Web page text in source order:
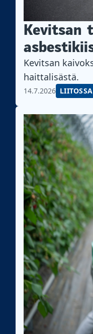
Kevitsan
Kevitsan
haittalisästä.
14.7.2026 LIITOSSA